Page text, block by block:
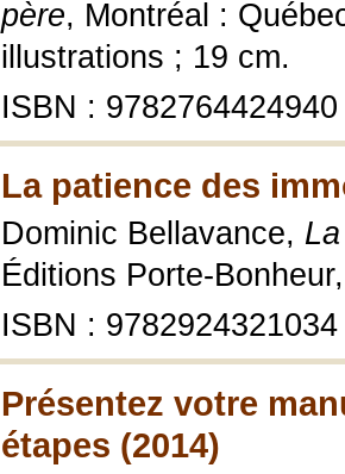
père, Montréal :
illustrations ; 19 cm.
ISBN : 9782764424940
La patience des
Dominic Bellavance,
Éditions Porte-
ISBN : 9782924321034
Présentez votre
étapes (2014)